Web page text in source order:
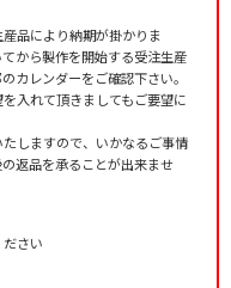
品により納期が掛かりま
から製作を開始する受注生産
カレンダーをご確認下さい。
入れて頂きましてもご要望に
しますので、いかなるご事情
返品を承ることが出来ませ
さい